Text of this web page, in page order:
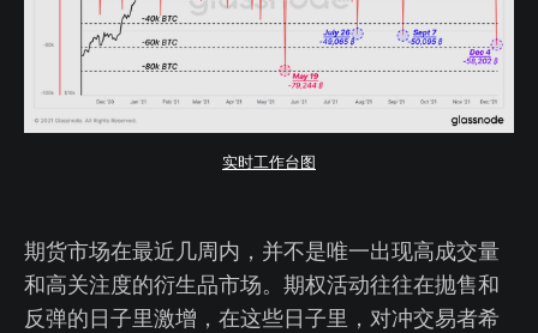
实时工作台图
期货市场在最近几周内，并不是唯一出现高成交量
和高关注度的衍生品市场。期权活动往往在抛售和
反弹的日子里激增，在这些日子里，对冲交易者希